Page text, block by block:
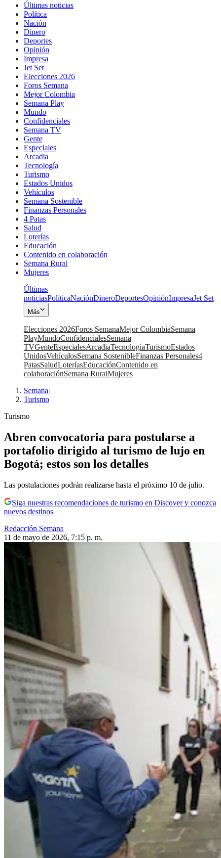
Últimas noticias
Política
Nación
Dinero
Deportes
Opinión
Impresa
Jet Set
Elecciones 2026
Foros Semana
Mejor Colombia
Semana Play
Mundo
Confidenciales
Semana TV
Gente
Especiales
Arcadia
Tecnología
Turismo
Estados Unidos
Vehículos
Semana Sostenible
Finanzas Personales
4 Patas
Salud
Loterías
Educación
Contenido en colaboración
Semana Rural
Mujeres
Últimas
noticiasPolíticaNaciónDineroDeportesOpiniónImpresaJet Set
Más
Elecciones 2026Foros SemanaMejor ColombiaSemana
PlayMundoConfidencialesSemana
TVGenteEspecialesArcadiaTecnologíaTurismoEstados
UnidosVehículosSemana SostenibleFinanzas Personales4
PatasSaludLoteríasEducaciónContenido en
colaboraciónSemana RuralMujeres
Semana|
Turismo
Turismo
Abren convocatoria para postularse a
portafolio dirigido al turismo de lujo en
Bogotá; estos son los detalles
Las postulaciones podrán realizarse hasta el próximo 10 de julio.
Siga nuestras recomendaciones de turismo en Discover y conozca
nuevos destinos
Redacción Semana
11 de mayo de 2026, 7:15 p. m.